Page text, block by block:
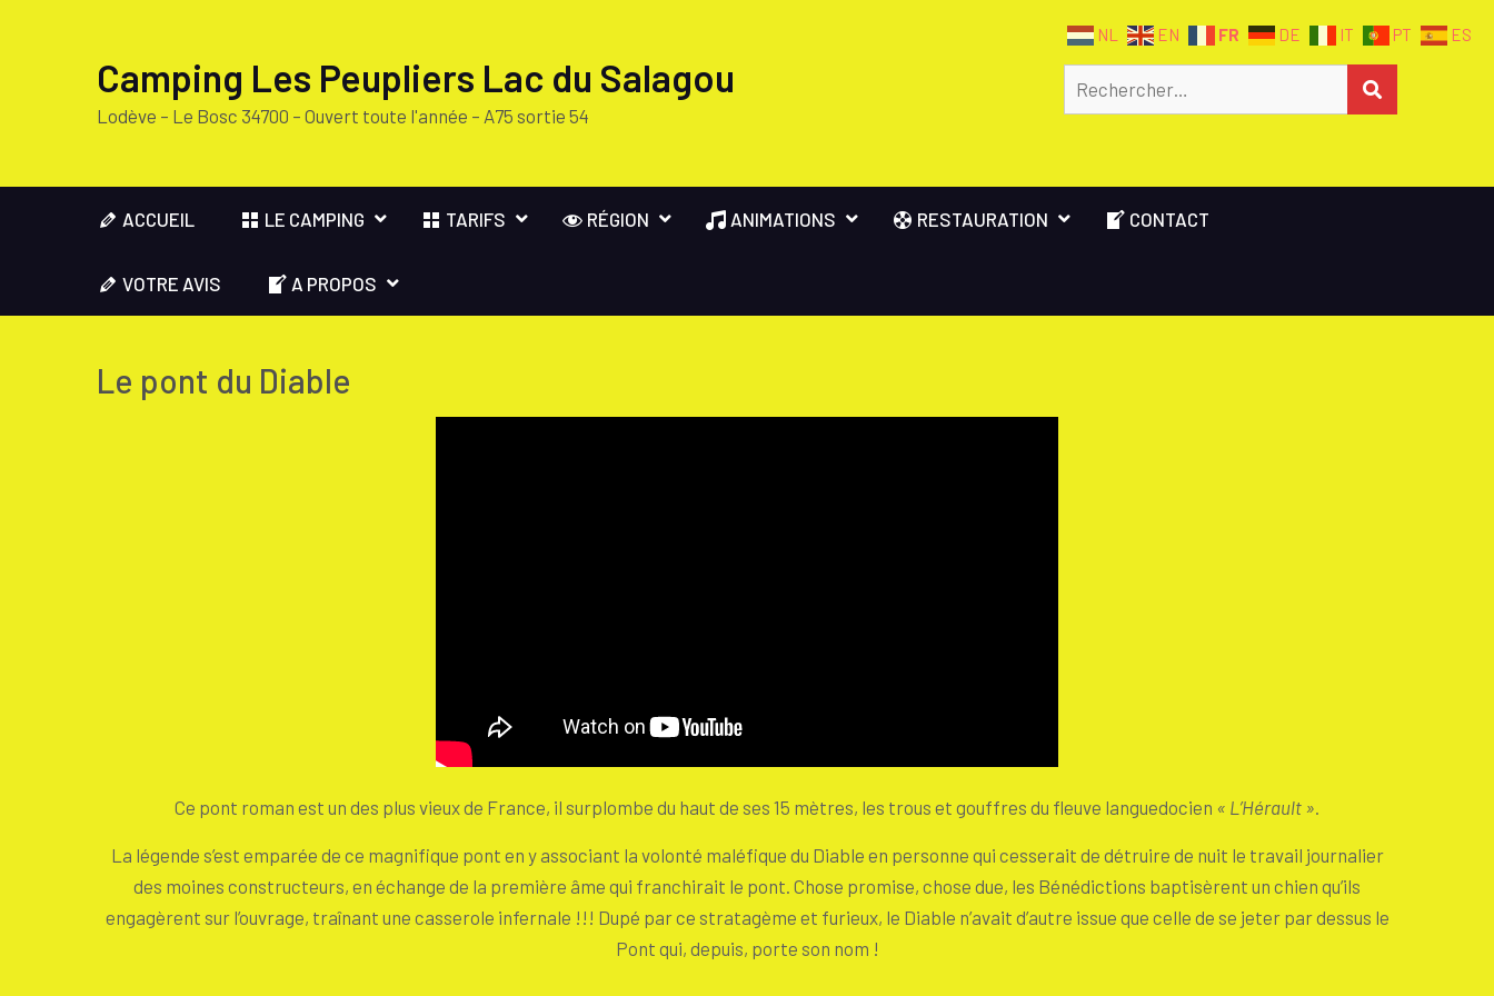
Camping Les Peupliers Lac du Salagou
Lodève – Le Bosc 34700 – Ouvert toute l'année – A75 sortie 54
ACCUEIL LE CAMPING TARIFS RÉGION ANIMATIONS RESTAURATION CONTACT
VOTRE AVIS A PROPOS
Le pont du Diable
Ce pont roman est un des plus vieux de France, il surplombe du haut de ses 15 mètres, les trous et gouffres du fleuve languedocien « L’Hérault ».
La légende s’est emparée de ce magnifique pont en y associant la volonté maléfique du Diable en personne qui cesserait de détruire de nuit le travail journalier
des moines constructeurs, en échange de la première âme qui franchirait le pont. Chose promise, chose due, les Bénédictions baptisèrent un chien qu’ils
engagèrent sur l’ouvrage, traînant une casserole infernale !!! Dupé par ce stratagème et furieux, le Diable n’avait d’autre issue que celle de se jeter par dessus le
Pont qui, depuis, porte son nom !
NL EN FR DE IT PT ES